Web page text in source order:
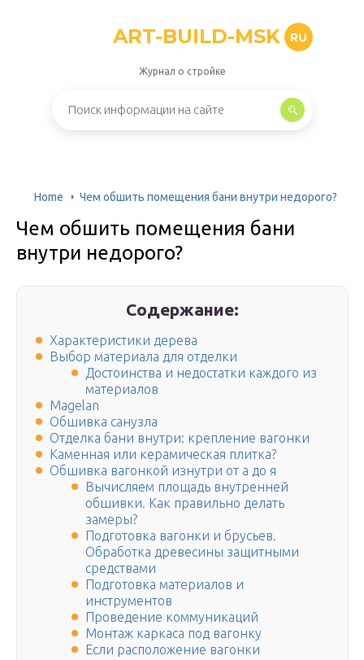
ART-BUILD-MSK RU
Журнал о стройке
Home Чем обшить помещения бани внутри недорого?
Чем обшить помещения бани
внутри недорого?
Содержание:
Характеристики дерева
Выбор материала для отделки
Достоинства и недостатки каждого из
материалов
Magelan
Обшивка санузла
Отделка бани внутри: крепление вагонки
Каменная или керамическая плитка?
Обшивка вагонкой изнутри от а до я
Вычисляем площадь внутренней
обшивки. Как правильно делать
замеры?
Подготовка вагонки и брусьев.
Обработка древесины защитными
средствами
Подготовка материалов и
инструментов
Проведение коммуникаций
Монтаж каркаса под вагонку
Если расположение вагонки